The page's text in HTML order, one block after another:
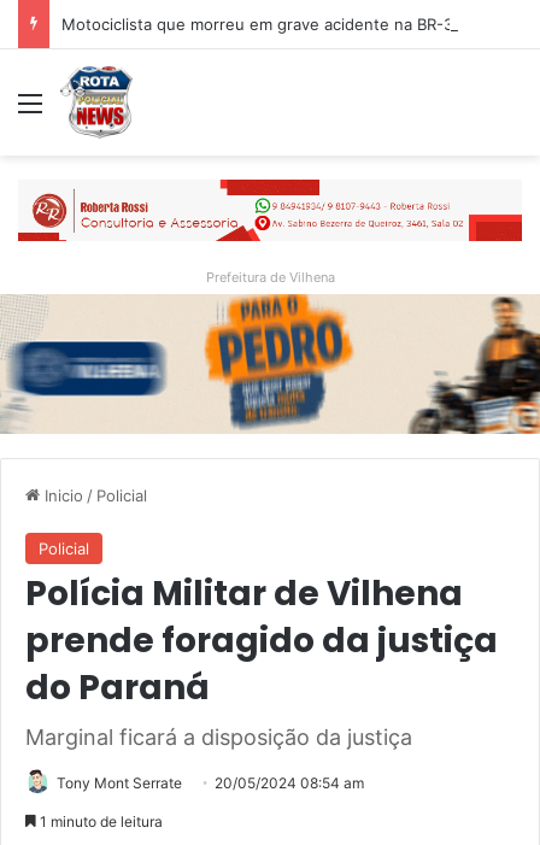
Menu
Prefeitura de Vilhena
Inicio / Policial
Policial
Polícia Militar de Vilhena
prende foragido da justiça
do Paraná
Marginal ficará a disposição da justiça
Tony Mont Serrate 20/05/2024 08:54 am
1 minuto de leitura